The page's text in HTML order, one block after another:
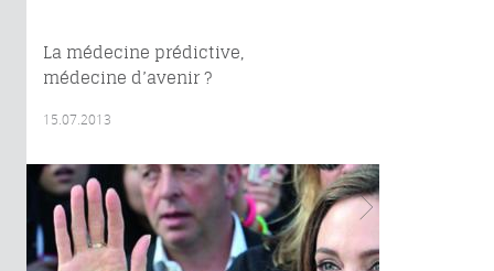
La médecine prédictive,
médecine d’avenir ?
15.07.2013